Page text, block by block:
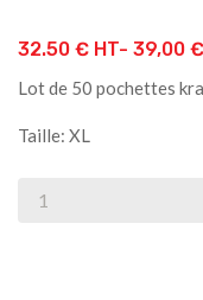
32.50 € HT- 39,00
Lot de 50 pochettes
Taille: XL